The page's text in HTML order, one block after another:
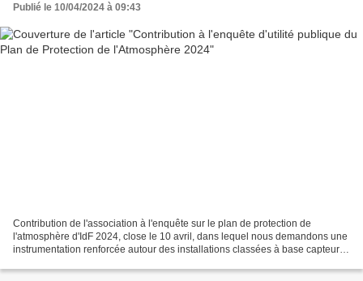
Publié le 10/04/2024 à 09:43
Contribution de l'association à l'enquête sur le plan de protection de
l'atmosphère d'IdF 2024, close le 10 avril, dans lequel nous demandons une
instrumentation renforcée autour des installations classées à base capteurs